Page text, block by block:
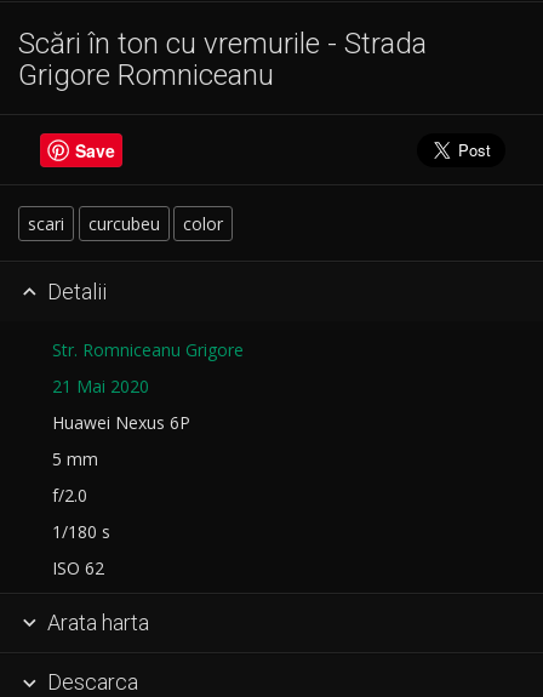
Scări în ton cu vremurile - Strada
Grigore Romniceanu
Save
scari curcubeu color
 Detalii
Str. Romniceanu Grigore
21 Mai 2020
Huawei Nexus 6P
5 mm
f/2.0
1/180 s
ISO 62
 Arata harta
 Descarca